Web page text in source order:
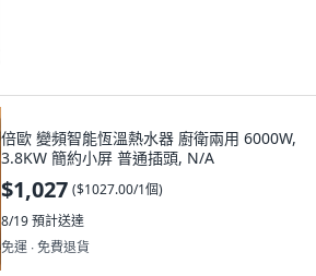
倍歐 變頻智能恆溫熱水器 廚衛兩用 6000W,
3.8KW 簡約小屏 普通插頭, N/A
$1,027 ($1027.00/1個)
8/19預計送達
免運 ∙ 免費退貨